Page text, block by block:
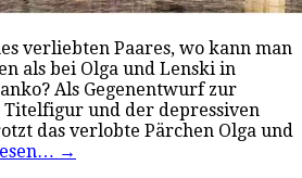
verliebten Paares, wo kann man
als bei Olga und Lenski in
Als Gegenentwurf zur
und der depressiven
das verlobte Pärchen Olga und
→